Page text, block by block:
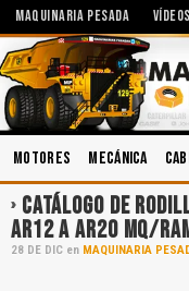
MAQUINARIA PESADA VÍDEOS
Motores Mecánica
CATÁLOGO DE
AR12 A AR20 MQ/
28 DE DIC en MAQUINARIA